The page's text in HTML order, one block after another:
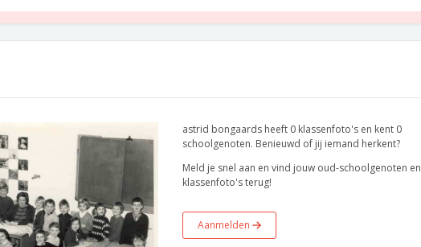
astrid bongaards heeft 0 klassenfoto's en kent 0
schoolgenoten. Benieuwd of jij iemand herkent?
Meld je snel aan en vind jouw oud-schoolgenoten en
klassenfoto's terug!
Aanmelden